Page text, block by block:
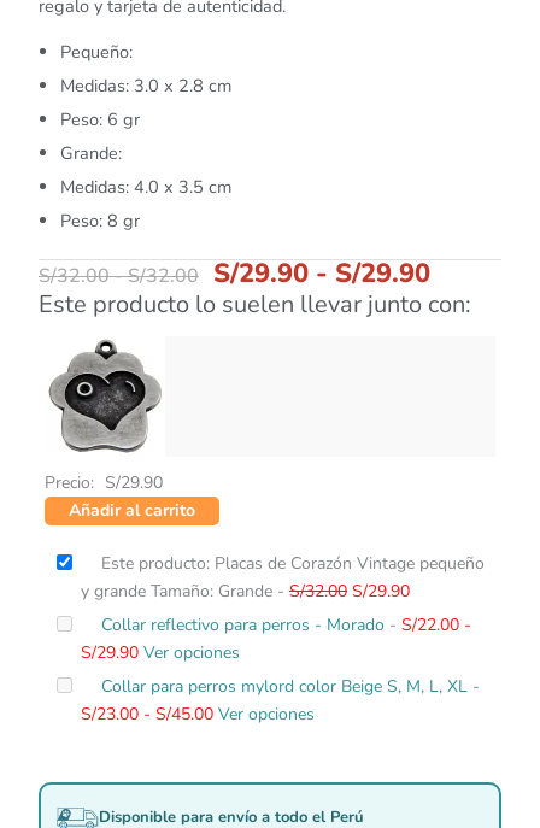
regalo y tarjeta de autenticidad.
Pequeño:
Medidas: 3.0 x 2.8 cm
Peso: 6 gr
Grande:
Medidas: 4.0 x 3.5 cm
Peso: 8 gr
S/32.00-S/32.00 S/29.90 - S/29.90
Este producto lo suelen llevar junto con:
Precio: S/29.90
Añadir al carrito
Este producto: Placas de Corazón Vintage pequeño
y grande Tamaño: Grande - S/32.00
El
precio
original
S/29.90
El
precio
actual
Collar reflectivo para perros - Morado - S/22.00 -
S/29.90
Rango
de
precios:
desde
S/29.90
Ver opciones
Collar para perros mylord color Beige S, M, L, XL -
S/23.00 - S/45.00
Rango
de
Ver opciones
Disponible para envío a todo el Perú